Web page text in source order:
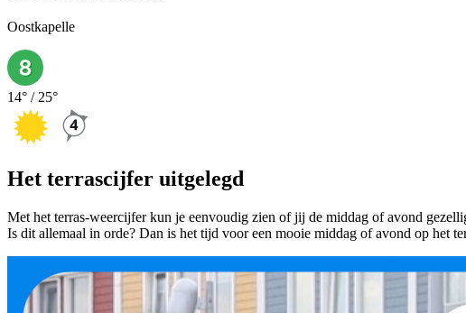
Oostkapelle
14° / 25°
Het terrascijfer uitgelegd
Met het terras-weercijfer kun je eenvoudig zien of jij de middag of avond
Is dit allemaal in orde? Dan is het tijd voor een mooie middag of avond op het